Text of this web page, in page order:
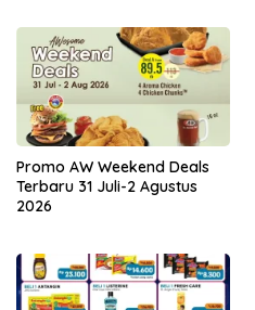
Promo AW Weekend Deals
Terbaru 31 Juli-2 Agustus
2026